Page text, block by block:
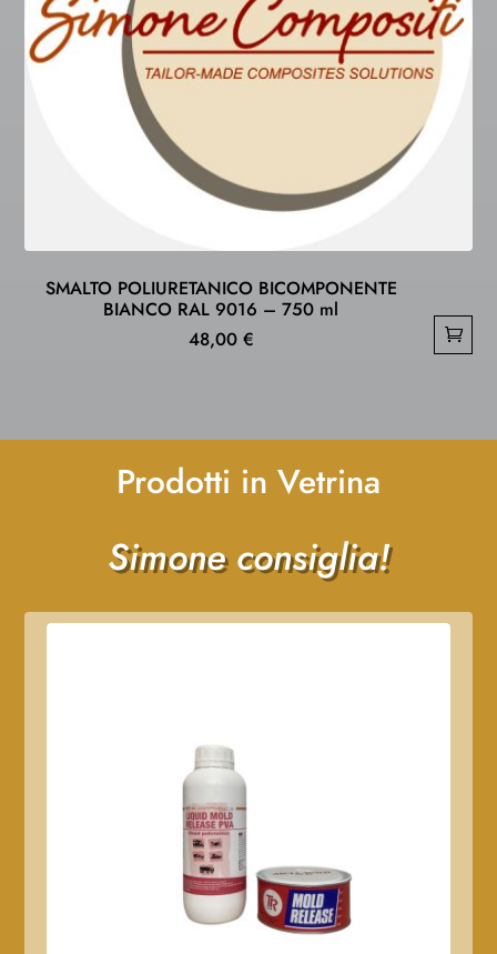
SMALTO POLIURETANICO BICOMPONENTE
BIANCO RAL 9016 – 750 ml
48,00 €
Prodotti in Vetrina
Simone consiglia!